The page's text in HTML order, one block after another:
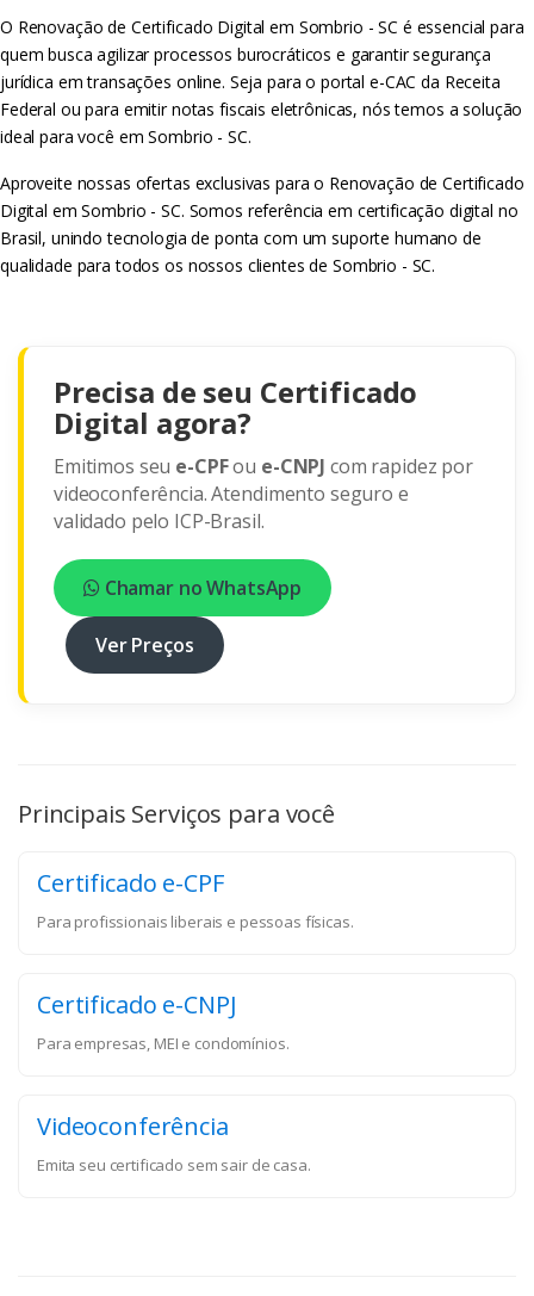
O Renovação de Certificado Digital em Sombrio - SC é essencial para
quem busca agilizar processos burocráticos e garantir segurança
jurídica em transações online. Seja para o portal e-CAC da Receita
Federal ou para emitir notas fiscais eletrônicas, nós temos a solução
ideal para você em Sombrio - SC.
Aproveite nossas ofertas exclusivas para o Renovação de Certificado
Digital em Sombrio - SC. Somos referência em certificação digital no
Brasil, unindo tecnologia de ponta com um suporte humano de
qualidade para todos os nossos clientes de Sombrio - SC.
Precisa de seu Certificado
Digital agora?
Emitimos seu e-CPFou e-CNPJ com rapidez por
videoconferência. Atendimento seguro e
validado pelo ICP-Brasil.
Chamar no WhatsApp
Ver Preços
Principais Serviços para você
Certificado e-CPF
Para profissionais liberais e pessoas físicas.
Certificado e-CNPJ
Para empresas, MEI e condomínios.
Videoconferência
Emita seu certificado sem sair de casa.